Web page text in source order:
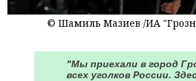
© Шамиль Мазиев /ИА
"Мы приехали в город
всех уголков России.